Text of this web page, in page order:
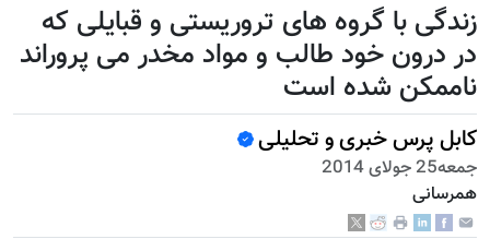
زندگی با گروه های تروریستی و قبایلی که
در درون خود طالب و مواد مخدر می پروراند
ناممکن شده است
کابل پرس خبری و تحلیلی
جمعه25 جولای 2014
همرسانی